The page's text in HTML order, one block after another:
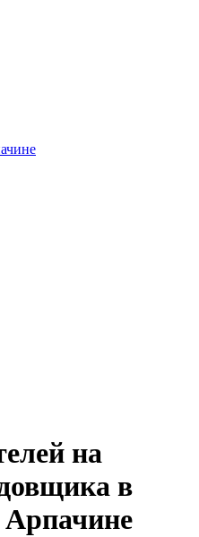
на
в
Арпачине